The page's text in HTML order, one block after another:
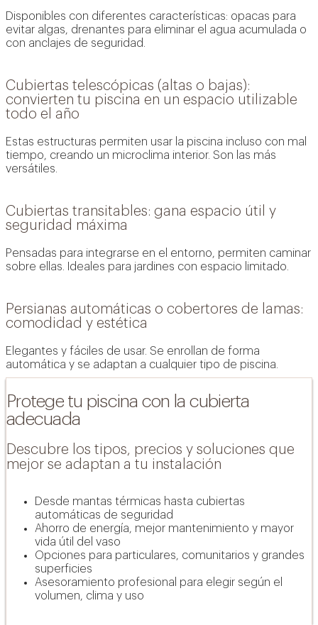
Agua más limpia y saludable con sistemas de
cloración salina: confort, ahorro y respeto al
medio ambiente.
Disponibles con diferentes características: opacas para
evitar algas, drenantes para eliminar el agua acumulada o
con anclajes de seguridad.
Cubiertas telescópicas (altas o bajas):
convierten tu piscina en un espacio utilizable
todo el año
Estas estructuras permiten usar la piscina incluso con mal
tiempo, creando un microclima interior. Son las más
versátiles.
Cubiertas transitables: gana espacio útil y
seguridad máxima
Pensadas para integrarse en el entorno, permiten caminar
sobre ellas. Ideales para jardines con espacio limitado.
Persianas automáticas o cobertores de lamas:
comodidad y estética
Elegantes y fáciles de usar. Se enrollan de forma
automática y se adaptan a cualquier tipo de piscina.
Protege tu piscina con la cubierta
adecuada
Descubre los tipos, precios y soluciones que
mejor se adaptan a tu instalación
Desde mantas térmicas hasta cubiertas
automáticas de seguridad
Ahorro de energía, mejor mantenimiento y mayor
vida útil del vaso
Opciones para particulares, comunitarios y grandes
superficies
Asesoramiento profesional para elegir según el
volumen, clima y uso